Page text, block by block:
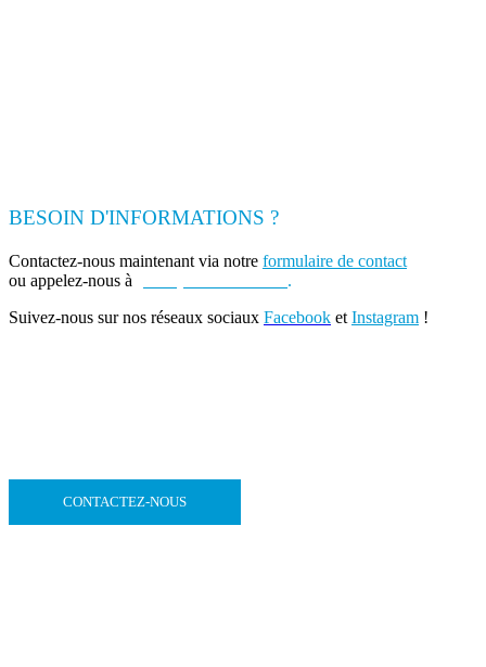
BESOIN D'INFORMATIONS ?
Contactez-nous maintenant via notre formulaire de contact
ou appelez-nous à
.
Suivez-nous sur nos réseaux sociaux Facebook et Instagram !
CONTACTEZ-NOUS